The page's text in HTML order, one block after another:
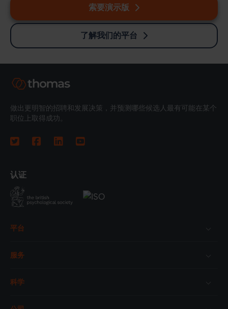
索要演示版
了解我们的平台
做出更明智的招聘和发展决策，并预测哪些候选人最有可能在某个
职位上取得成功。
认证
平台
服务
科学